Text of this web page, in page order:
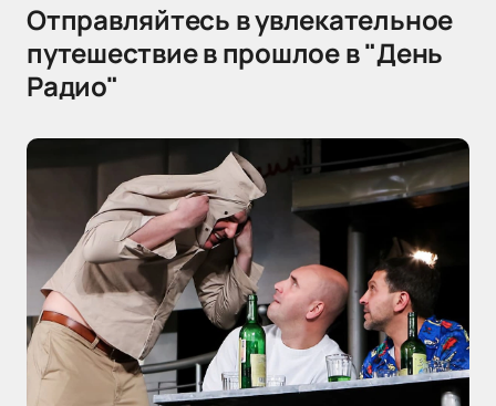
Отправляйтесь в увлекательное
путешествие в прошлое в "День
Радио"